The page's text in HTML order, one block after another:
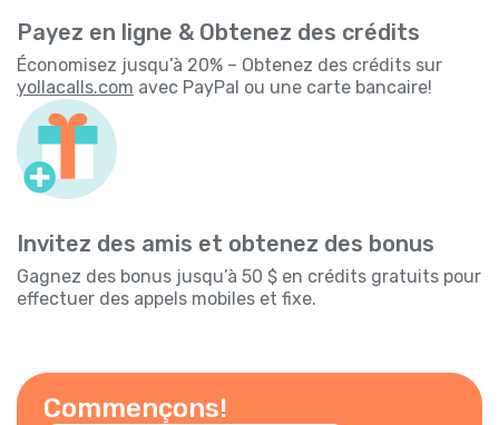
Payez en ligne & Obtenez des crédits
Économisez jusqu’à 20% – Obtenez des crédits sur
yollacalls.com avec PayPal ou une carte bancaire!
Invitez des amis et obtenez des bonus
Gagnez des bonus jusqu’à 50 $ en crédits gratuits pour
effectuer des appels mobiles et fixe.
Commençons!